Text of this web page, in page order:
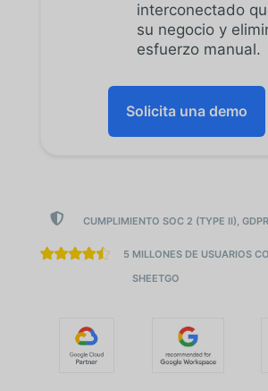
interconectado
su negocio y
esfuerzo manual.
Solicita una demo
 CUMPLIMIENTO SOC 2 (TYPE II),
5 MILLONES DE USUARIOS
SHEETGO